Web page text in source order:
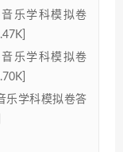
乐学科模拟卷
乐学科模拟卷
乐学科模拟卷答